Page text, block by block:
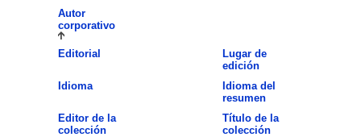
Autor
corporativo
Editorial
Lugar de
edición
Idioma
Idioma del
resumen
Editor de la
colección
Título de la
colección